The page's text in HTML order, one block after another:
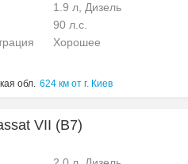
1.9 л, Дизель
90 л.с.
Хорошее
обл. 624 км от г. Киев
VII (B7)